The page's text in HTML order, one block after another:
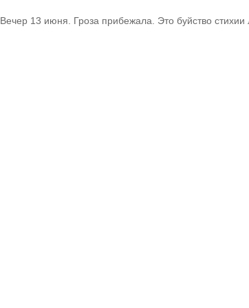
Вечер 13 июня. Гроза прибежала. Это буйство